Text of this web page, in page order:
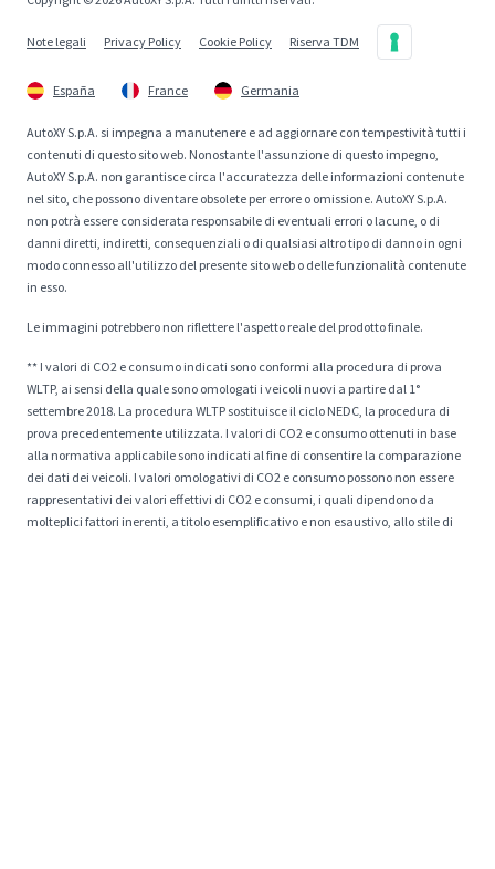
Note legali Privacy Policy Cookie Policy Riserva TDM
España France Germania
AutoXY S.p.A. si impegna a manutenere e ad aggiornare con tempestività tutti i
contenuti di questo sito web. Nonostante l'assunzione di questo impegno,
AutoXY S.p.A. non garantisce circa l'accuratezza delle informazioni contenute
nel sito, che possono diventare obsolete per errore o omissione. AutoXY S.p.A.
non potrà essere considerata responsabile di eventuali errori o lacune, o di
danni diretti, indiretti, consequenziali o di qualsiasi altro tipo di danno in ogni
modo connesso all'utilizzo del presente sito web o delle funzionalità contenute
in esso.
Le immagini potrebbero non riflettere l'aspetto reale del prodotto finale.
** I valori di CO2 e consumo indicati sono conformi alla procedura di prova
WLTP, ai sensi della quale sono omologati i veicoli nuovi a partire dal 1°
settembre 2018. La procedura WLTP sostituisce il ciclo NEDC, la procedura di
prova precedentemente utilizzata. I valori di CO2 e consumo ottenuti in base
alla normativa applicabile sono indicati al fine di consentire la comparazione
dei dati dei veicoli. I valori omologativi di CO2 e consumo possono non essere
rappresentativi dei valori effettivi di CO2 e consumi, i quali dipendono da
molteplici fattori inerenti, a titolo esemplificativo e non esaustivo, allo stile di